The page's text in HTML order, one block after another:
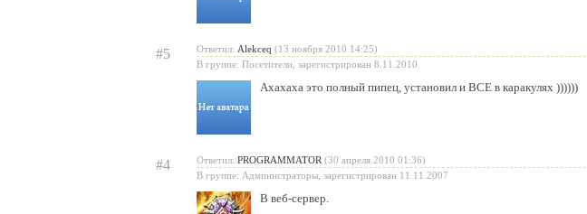
#5 Ответил: Alekceq (13 ноября 2010 14:25)
В группе: Посетители, зарегистрирован 8.11.2010
Ахахаха это полный пипец, установил и ВСЕ в каракулях ))))))
#4 Ответил: PROGRAMMATOR (30 апреля 2010 01:36)
В группе: Администраторы, зарегистрирован 11.11.2007
В веб-сервер.